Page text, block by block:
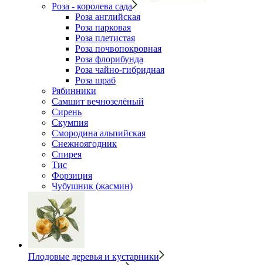
Роза - королева сада
Роза английская
Роза парковая
Роза плетистая
Роза почвопокровная
Роза флорибунда
Роза чайно-гибридная
Роза шраб
Рябинники
Самшит вечнозелёный
Сирень
Скумпия
Смородина альпийская
Снежноягодник
Спирея
Тис
Форзиция
Чубушник (жасмин)
Плодовые деревья и кустарники